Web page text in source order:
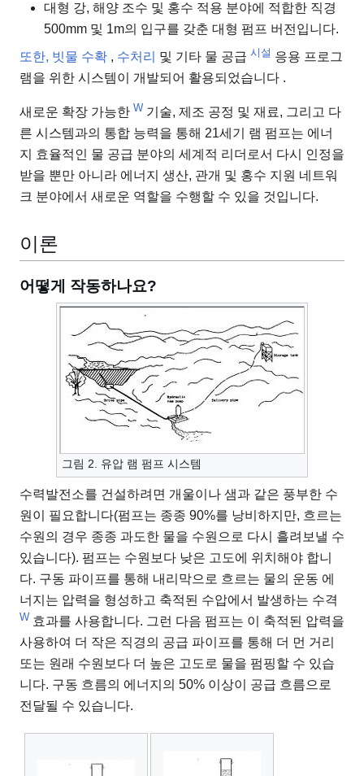
대형 강, 해양 조수 및 홍수 적용 분야에 적합한 직경
500mm 및 1m의 입구를 갖춘 대형 펌프 버전입니다.
또한, 빗물 수확 , 수처리 및 기타 물 공급 시설 응용 프로그
램을 위한 시스템이 개발되어 활용되었습니다 .
새로운 확장 가능한 W 기술, 제조 공정 및 재료, 그리고 다
른 시스템과의 통합 능력을 통해 21세기 램 펌프는 에너
지 효율적인 물 공급 분야의 세계적 리더로서 다시 인정을
받을 뿐만 아니라 에너지 생산, 관개 및 홍수 지원 네트워
크 분야에서 새로운 역할을 수행할 수 있을 것입니다.
이론
어떻게 작동하나요?
그림 2. 유압 램 펌프 시스템
수력발전소를 건설하려면 개울이나 샘과 같은 풍부한 수
원이 필요합니다(펌프는 종종 90%를 낭비하지만, 흐르는
수원의 경우 종종 과도한 물을 수원으로 다시 흘려보낼 수
있습니다). 펌프는 수원보다 낮은 고도에 위치해야 합니
다. 구동 파이프를 통해 내리막으로 흐르는 물의 운동 에
너지는 압력을 형성하고 축적된 수압에서 발생하는 수격
W 효과를 사용합니다. 그런 다음 펌프는 이 축적된 압력을
사용하여 더 작은 직경의 공급 파이프를 통해 더 먼 거리
또는 원래 수원보다 더 높은 고도로 물을 펌핑할 수 있습
니다. 구동 흐름의 에너지의 50% 이상이 공급 흐름으로
전달될 수 있습니다.